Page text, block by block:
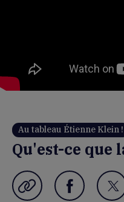
Au tableau Étienne Klein !
Qu'est-ce que
Garder en favori
Partager